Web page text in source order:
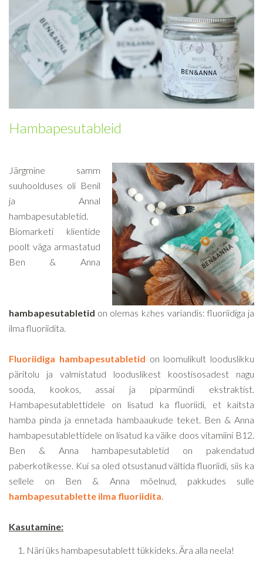
Hambapesutableid
Järgmine samm
suuhoolduses oli Benil
ja Annal
hambapesutabletid.
Biomarketi klientide
poolt väga armastatud
Ben & Anna
hambapesutabletid on olemas kahes variandis: fluoriidiga ja
ilma fluoriidita.
Fluoriidiga hambapesutabletid on loomulikult looduslikku
päritolu ja valmistatud looduslikest koostisosadest nagu
sooda, kookos, assai ja piparmündi ekstraktist.
Hambapesutablettidele on lisatud ka fluoriidi, et kaitsta
hamba pinda ja ennetada hambaaukude teket. Ben & Anna
hambapesutablettidele on lisatud ka väike doos vitamiini B12.
Ben & Anna hambapesutabletid on pakendatud
paberkotikesse. Kui sa oled otsustanud vältida fluoriidi, siis ka
sellele on Ben & Anna mõelnud, pakkudes sulle
hambapesutablette ilma fluoriidita
Kasutamine:
Näri üks hambapesutablett tükkideks. Ära alla neela!